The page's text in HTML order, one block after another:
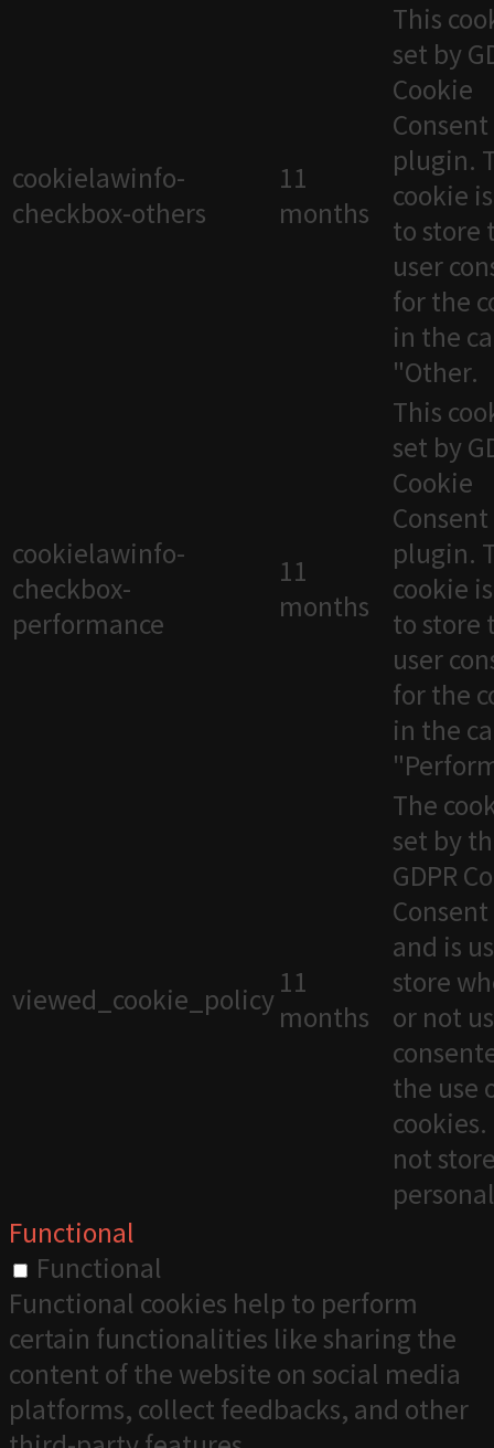
cookielawinfo-
checkbox-others
11
months
This
set by
Cookie
Consent
plugin.
cookie
to store
user
for the
in the
"Other.
cookielawinfo-
checkbox-
performance
11
months
This
set by
Cookie
Consent
plugin.
cookie
to store
user
for the
in the
viewed_cookie_policy 11
months
The
set by
GDPR
and is
store
or not
the use
not
Functional
Functional
Functional cookies help to perform
certain functionalities like sharing the
content of the website on social media
platforms, collect feedbacks, and other